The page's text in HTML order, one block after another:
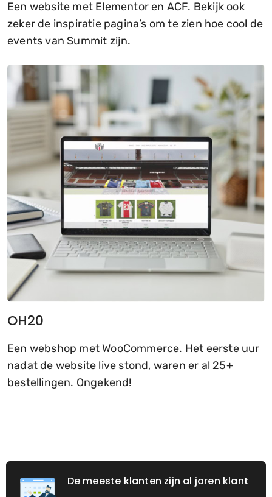
Een website met Elementor en ACF. Bekijk ook
zeker de inspiratie pagina’s om te zien hoe cool de
events van Summit zijn.
OH20
Een webshop met WooCommerce. Het eerste uur
nadat de website live stond, waren er al 25+
bestellingen. Ongekend!
De meeste klanten zijn al jaren klant